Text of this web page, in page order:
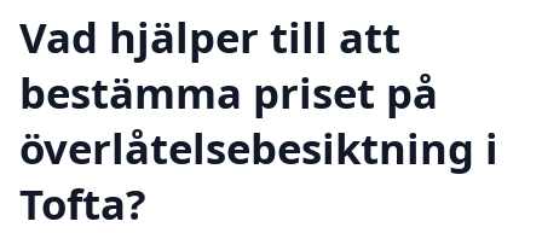
Vad hjälper till att
bestämma priset på
överlåtelsebesiktning i
Tofta?